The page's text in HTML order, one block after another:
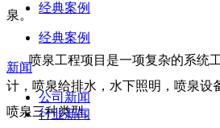
经典案例
经典案例
新闻
公司新闻
行业新闻
泉。
喷泉工程项目是一项复杂的系统工
计，喷泉给排水，水下照明，喷泉设
喷泉三种类型。